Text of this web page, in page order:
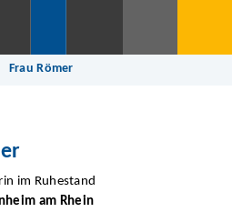
Frau Römer
im Ruhestand
am Rhein